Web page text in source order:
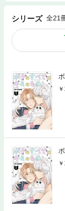
シリーズ 全21